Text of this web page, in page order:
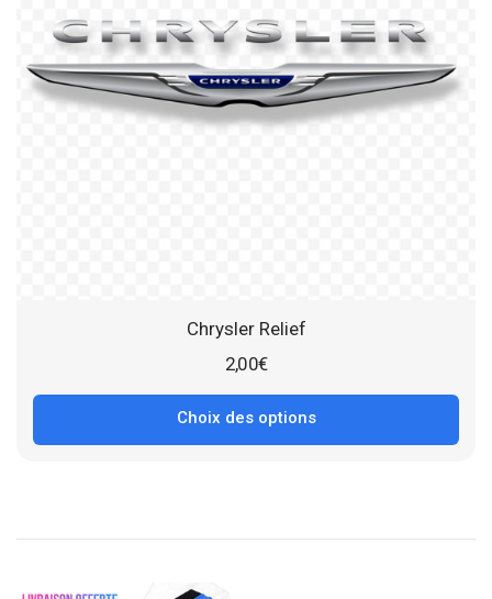
Chrysler Relief
2,00€
Choix des options